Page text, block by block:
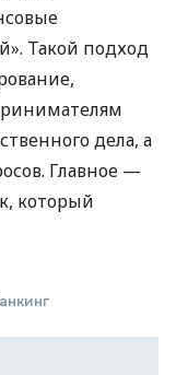
Такой подход
дела, а
Главное —
который